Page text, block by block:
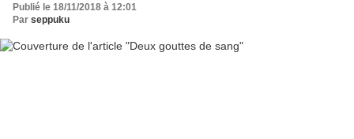
Publié le 18/11/2018 à 12:01
Par seppuku